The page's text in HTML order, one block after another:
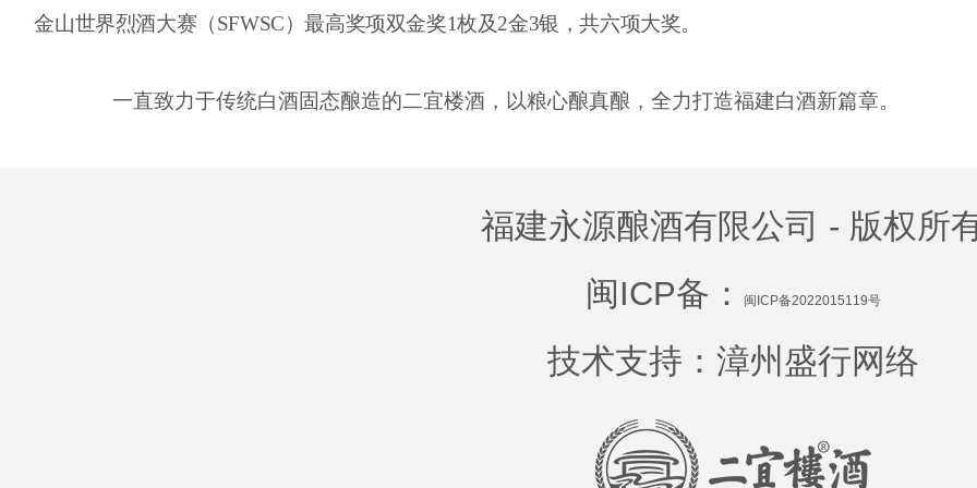
金山世界烈酒大赛（SFWSC）最高奖项双金奖1枚及2金3银，共六项大奖。
一直致力于传统白酒固态酿造的二宜楼酒，以粮心酿真酿，全力打造福建白酒新篇章。
福建永源酿酒有限公司 - 版权所
闽ICP备：
闽ICP备2022015119号
技术支持： 漳州盛行网络